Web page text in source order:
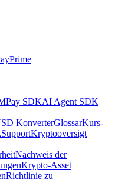
Prime
Pay SDKAI Agent SDK
KonverterGlossarKurs-
SupportKryptooversigt
Nachweis der
Krypto-Asset
Richtlinie zu